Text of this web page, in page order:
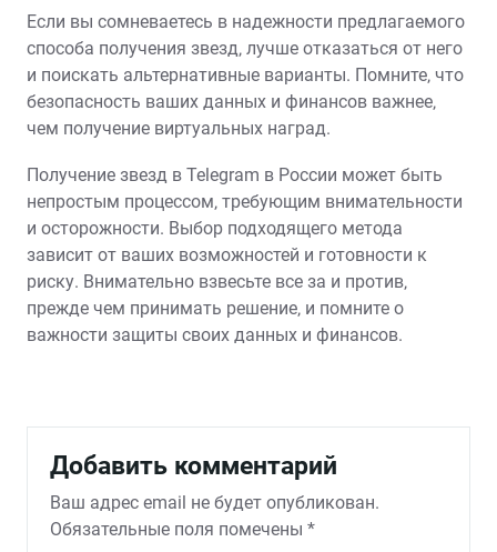
Если вы сомневаетесь в надежности предлагаемого
способа получения звезд‚ лучше отказаться от него
и поискать альтернативные варианты. Помните‚ что
безопасность ваших данных и финансов важнее‚
чем получение виртуальных наград.
Получение звезд в Telegram в России может быть
непростым процессом‚ требующим внимательности
и осторожности. Выбор подходящего метода
зависит от ваших возможностей и готовности к
риску. Внимательно взвесьте все за и против‚
прежде чем принимать решение‚ и помните о
важности защиты своих данных и финансов.
Добавить комментарий
Ваш адрес email не будет опубликован.
Обязательные поля помечены *